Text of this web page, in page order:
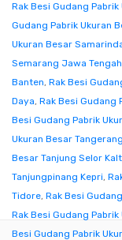
Rak Besi Gudang
Gudang Pabrik Ukuran
Ukuran Besar
Semarang Jawa Tengah
Banten, Rak Besi
Daya, Rak Besi Gudang
Besi Gudang Pabrik
Ukuran Besar
Besar Tanjung Selor
Tanjungpinang Kepri,
Tidore, Rak Besi
Rak Besi Gudang
Besi Gudang Pabrik